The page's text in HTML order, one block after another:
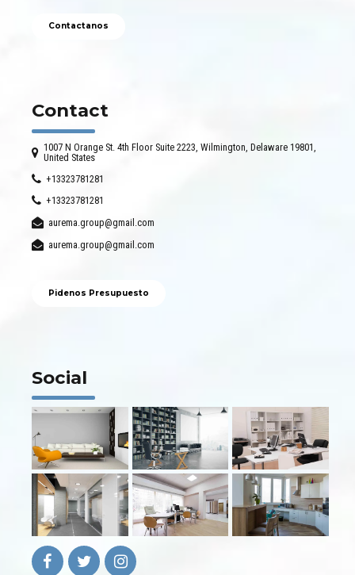
Contactanos
Contact
1007 N Orange St. 4th Floor Suite 2223, Wilmington, Delaware 19801,
United States
+13323781281
+13323781281
aurema.group@gmail.com
aurema.group@gmail.com
Pidenos Presupuesto
Social